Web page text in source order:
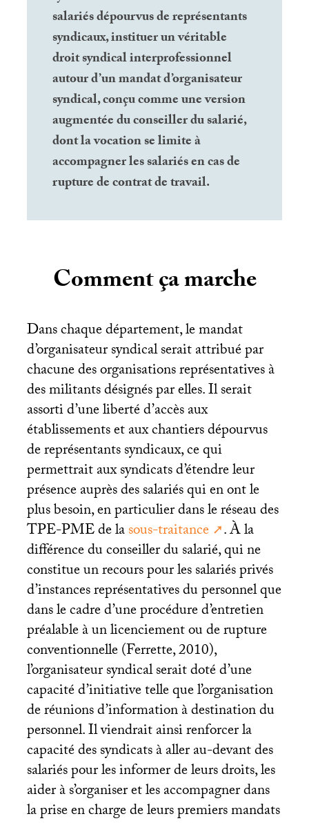
salariés dépourvus de représentants
syndicaux, instituer un véritable
droit syndical interprofessionnel
autour d’un mandat d’organisateur
syndical, conçu comme une version
augmentée du conseiller du salarié,
dont la vocation se limite à
accompagner les salariés en cas de
rupture de contrat de travail.
Comment ça marche
Dans chaque département, le mandat
d’organisateur syndical serait attribué par
chacune des organisations représentatives à
des militants désignés par elles. Il serait
assorti d’une liberté d’accès aux
établissements et aux chantiers dépourvus
de représentants syndicaux, ce qui
permettrait aux syndicats d’étendre leur
présence auprès des salariés qui en ont le
plus besoin, en particulier dans le réseau des
TPE-PMEde lasous-traitance
. À la
différence du conseiller du salarié, qui ne
constitue un recours pour les salariés privés
d’instances représentatives du personnel que
dans le cadre d’une procédure d’entretien
préalable à un licenciement ou de rupture
conventionnelle (Ferrette, 2010),
l’organisateur syndical serait doté d’une
capacité d’initiative telle que l’organisation
de réunions d’information à destination du
personnel. Il viendrait ainsi renforcer la
capacité des syndicats à aller au-devant des
salariés pour les informer de leurs droits, les
aider à s’organiser et les accompagner dans
la prise en charge de leurs premiers mandats